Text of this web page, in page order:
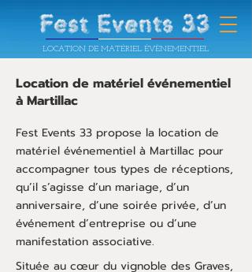
LOCATION DE MATÉRIEL ÉVÈNEMENTIEL
Location de matériel événementiel
à Martillac
Fest Events 33 propose la location de
matériel événementiel à Martillac pour
accompagner tous types de réceptions,
qu’il s’agisse d’un mariage, d’un
anniversaire, d’une soirée privée, d’un
événement d’entreprise ou d’une
manifestation associative.
Située au cœur du vignoble des Graves,